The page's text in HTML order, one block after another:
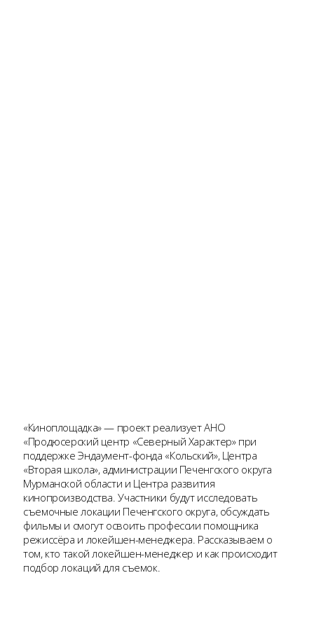
«Киноплощадка» — проект реализует АНО
«Продюсерский центр «Северный Характер» при
поддержке Эндаумент-фонда «Кольский», Центра
«Вторая школа», администрации Печенгского округа
Мурманской области и Центра развития
кинопроизводства. Участники будут исследовать
съемочные локации Печенгского округа, обсуждать
фильмы и смогут освоить профессии помощника
режиссёра и локейшен-менеджера. Рассказываем о
том, кто такой локейшен-менеджер и как происходит
подбор локаций для съемок.